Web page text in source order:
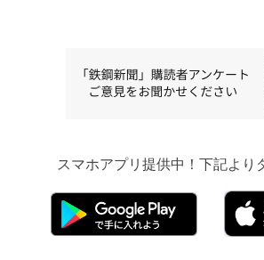
スマホアプリ提供中！下記より